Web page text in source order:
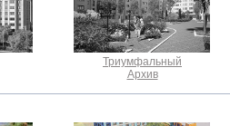
Триумфальный
Архив